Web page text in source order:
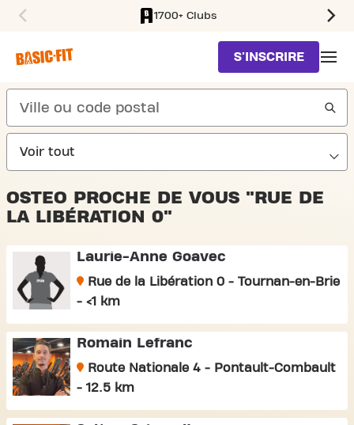
1700+ Clubs
S'INSCRIRE
search
OSTEO PROCHE DE VOUS "RUE DE
LA LIBÉRATION 0"
Laurie-Anne Goavec
Rue de la Libération 0 - Tournan-en-Brie
- <1 km
Romain Lefranc
Route Nationale 4 - Pontault-Combault
- 12.5 km